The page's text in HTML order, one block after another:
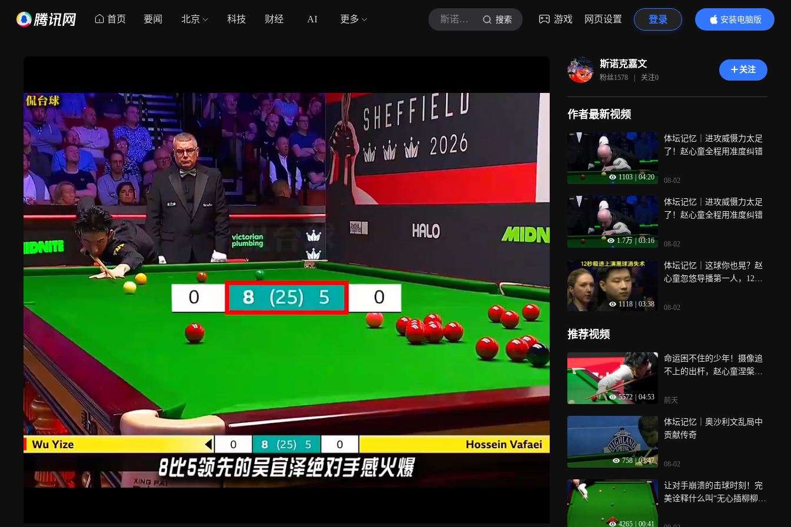
首页 要闻 北京 科技 财经 AI 更多 斯诺克嘉文 搜索 游戏 网页设置 登录
安装电脑版
内容更精彩
斯诺克嘉文
粉丝1578 | 关注0
关注
作者最新视频
1103 04:20
体坛记忆｜进攻威慑力太足
了！赵心童全程用准度纠错
08-02
1.7万 | 03:16
体坛记忆｜进攻威慑力太足
了！赵心童全程用准度纠错
08-02
1118 03:38
体坛记忆｜这球你也晃？赵
心童忽悠导播第一人，12秒
08-02
推荐视频
5572 04:53
命运困不住的少年！摄像追
不上的出杆，赵心童涅槃称
前天
758 03:47
体坛记忆｜奥沙利文乱局中
贡献传奇
08-02
4265 00:41
让对手崩溃的击球时刻！完
美诠释什么叫“无心插柳柳成